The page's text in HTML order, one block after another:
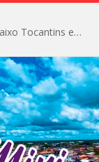
Igarapé-Miri conquista o melhor IDEB do Baixo Tocantins e avança na qualidade da educação pública